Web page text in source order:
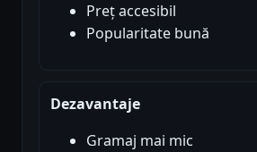
Preț accesibil
Popularitate bună
Dezavantaje
Gramaj mai mic